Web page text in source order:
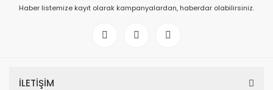
Haber listemize kayıt olarak kampanyalardan, haberdar olabilirsiniz.
İLETİŞİM